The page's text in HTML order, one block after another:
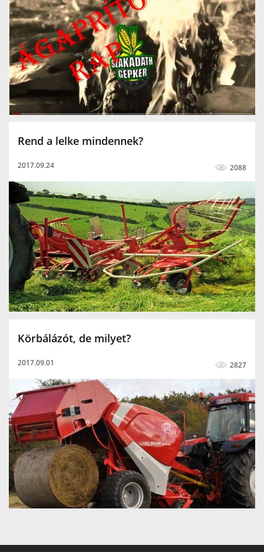
Maschio
Feraboli
Gaspardo
mezőgazdasági gép
Agrolead
oros adapter 3hsa cornado
oros
Gramax
faaprító
raschel zsák dreher zsák
ágaprító zsák
urban ágaprító rap
Rend a lelke mindennek?
2017.09.24 2088
Körbálázót, de milyet?
2017.09.01 2827